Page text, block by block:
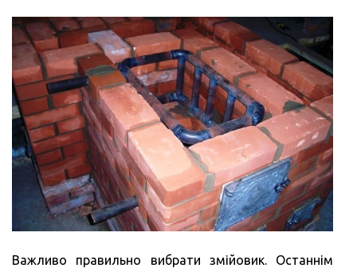
Важливо правильно вибрати змійовик. Останнім